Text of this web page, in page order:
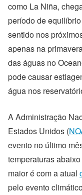
como La Niña,
período de
sentido nos
apenas na
das águas no
pode causar
água nos
A Administração
Estados Unidos (
evento no último
temperaturas
maior é com a atual
pelo evento